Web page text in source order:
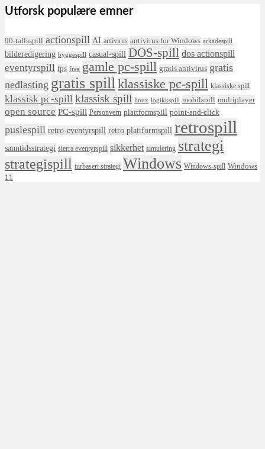
Utforsk populære emner
90-tallsspill actionspill AI antivirus antivirus for Windows arkadespill
bilderedigering byggespill casual-spill DOS-spill dos actionspill
eventyrspill fps free gamle pc-spill gratis antivirus gratis
nedlasting gratis spillklassiske pc-spill klassiske spill
klassisk pc-spill klassisk spill linux logikkspill mobilspill multiplayer
open source PC-spill Personvern plattformspill point-and-click
puslespill retro-eventyrspill retro plattformspill retrospill
sanntidsstrategi sierra eventyrspill sikkerhet simulering strategi
strategispill turbasert strategi Windows Windows-spill Windows
11